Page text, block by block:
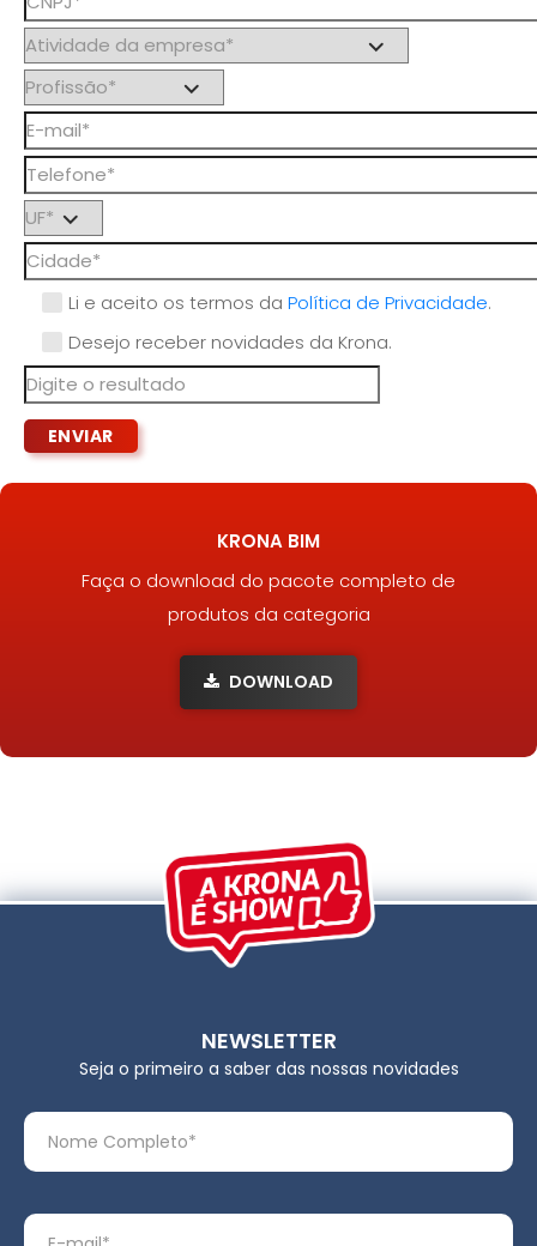
Li e aceito os termos da Política de Privacidade.
Desejo receber novidades da Krona.
KRONA BIM
Faça o download do pacote completo de
produtos da categoria
DOWNLOAD
NEWSLETTER
Seja o primeiro a saber das nossas novidades